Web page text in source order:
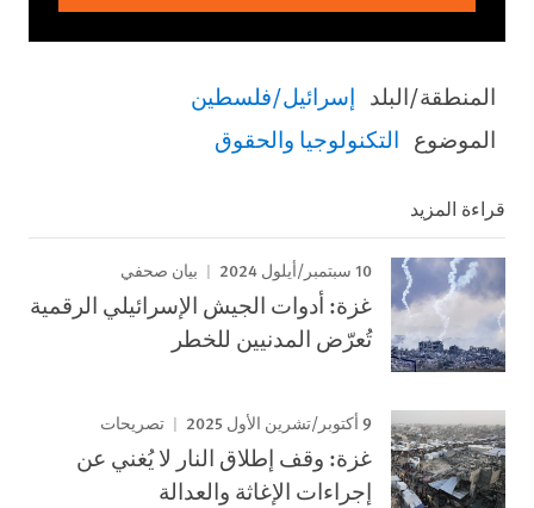
المنطقة/البلد إسرائيل/فلسطين
الموضوع التكنولوجيا والحقوق
قراءة المزيد
10 سبتمبر/أيلول 2024 بيان صحفي
غزة: أدوات الجيش الإسرائيلي الرقمية
تُعرّض المدنيين للخطر
9 أكتوبر/تشرين الأول 2025 تصريحات
غزة: وقف إطلاق النار لا يُغني عن
إجراءات الإغاثة والعدالة